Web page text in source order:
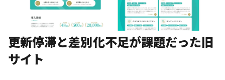
更新停滞と差別化不足が課題だった旧
サイト